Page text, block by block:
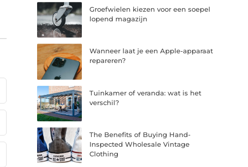
Groefwielen kiezen voor een soepel
lopend magazijn
Wanneer laat je een Apple-apparaat
repareren?
Tuinkamer of veranda: wat is het
verschil?
The Benefits of Buying Hand-
Inspected Wholesale Vintage
Clothing